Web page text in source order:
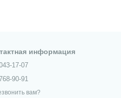
информация
17-07
90-91
вам?